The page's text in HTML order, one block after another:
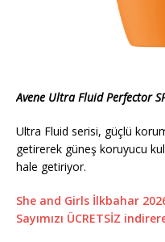
Avene Ultra Fluid Perfector
Ultra Fluid serisi, güçlü
getirerek güneş koruyucu
hale getiriyor.
She and Girls İlkbahar
Sayımızı ÜCRETSİZ